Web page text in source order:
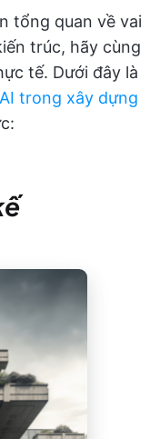
tổng quan về vai
trúc, hãy cùng
tế. Dưới đây là
AI trong xây dựng